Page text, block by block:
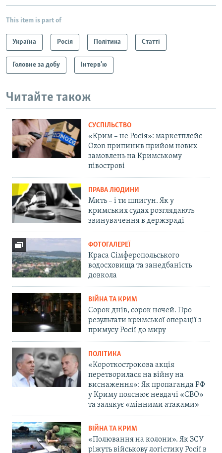
This item is part of
Україна Росія Політика Статті
Головне за добу Інтерв'ю
Читайте також
СУСПІЛЬСТВО
«Крим – не Росія»: маркетплейс
Ozon припинив прийом нових
замовлень на Кримському
півострові
ПРАВА ЛЮДИНИ
Мить – і ти шпигун. Як у
кримських судах розглядають
звинувачення в держзраді
ФОТОГАЛЕРЕЇ
Краса Сімферопольського
водосховища та занедбаність
довкола
ВІЙНА ТА КРИМ
Сорок днів, сорок ночей. Про
результати кримської операції з
примусу Росії до миру
ПОЛІТИКА
«Короткострокова акція
перетворилася на війну на
виснаження»: Як пропаганда РФ
у Криму пояснює невдачі «СВО»
та залякує «мінними атаками»
ВІЙНА ТА КРИМ
«Полювання на колони». Як ЗСУ
ріжуть військову логістику Росії в